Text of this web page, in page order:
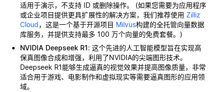
适用于演示，不支持 ID 或删除操作。 (如果您需要为应用程序
或企业项目提供更具扩展性的解决方案，我们推荐使用 Zilliz
Cloud，这是一个基于开源项目 Milvus构建的全托管向量数据
库服务，并提供支持最多 100 万个向量的免费套餐。)
NVIDIA Deepseek R1: 这个先进的人工智能模型旨在实现高
保真图像合成和增强，利用了NVIDIA的尖端图形技术。
Deepseek R1能够生成逼真的视觉效果并提高图像质量，非常
适合用于游戏、电影制作和虚拟现实等需要逼真图形的应用领
域。